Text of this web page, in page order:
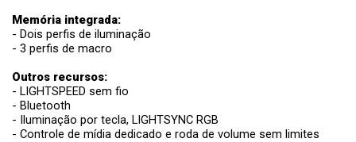
Memória integrada:
- Dois perfis de iluminação
- 3 perfis de macro
Outros recursos:
- LIGHTSPEED sem fio
- Bluetooth
- Iluminação por tecla, LIGHTSYNC RGB
- Controle de mídia dedicado e roda de volume sem limites